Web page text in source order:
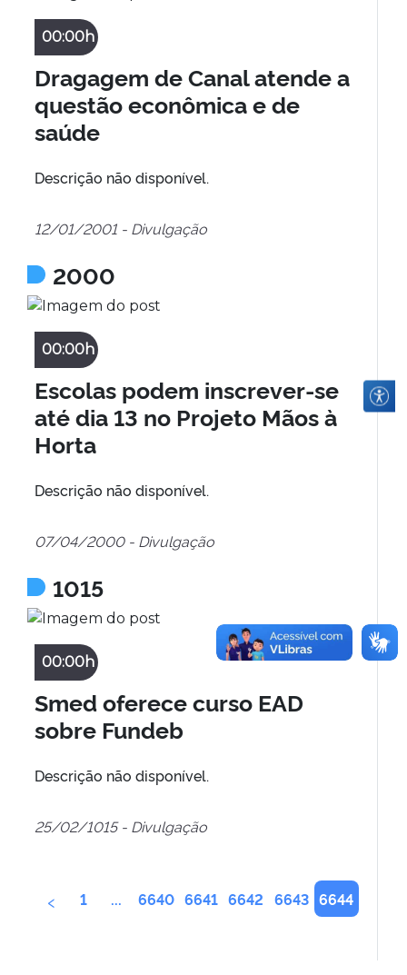
00:00h
Dragagem de Canal atende a
questão econômica e de
saúde
Descrição não disponível.
12/01/2001 - Divulgação
2000
00:00h
Escolas podem inscrever-se
até dia 13 no Projeto Mãos à
Horta
Descrição não disponível.
07/04/2000 - Divulgação
1015
00:00h
Smed oferece curso EAD
sobre Fundeb
Descrição não disponível.
25/02/1015 - Divulgação
‹ 1 ... 6640 6641 6642 6643 6644